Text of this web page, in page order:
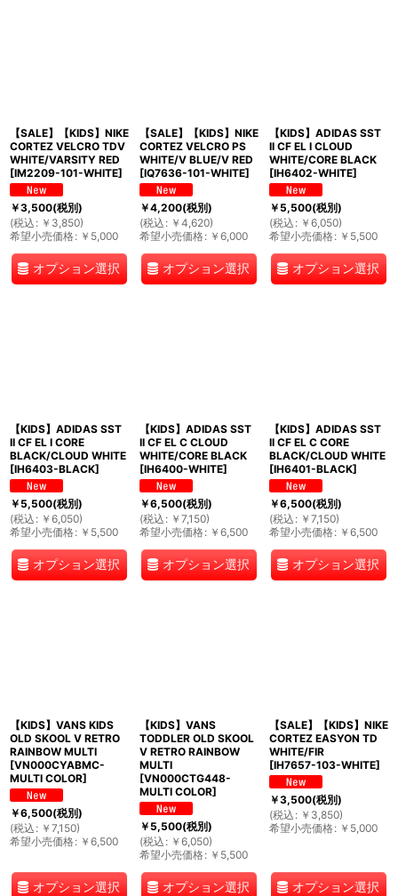
【SALE】【KIDS】NIKE
CORTEZ VELCRO TDV
WHITE/VARSITY RED
[IM2209-101-WHITE]
￥3,500(税別)
(税込 : ￥ 3,850)
希望小売価格: ￥ 5,000
オプション選択
【SALE】【KIDS】NIKE
CORTEZ VELCRO PS
WHITE/V BLUE/V RED
[IQ7636-101-WHITE]
￥4,200(税別)
(税込 : ￥ 4,620)
希望小売価格: ￥ 6,000
オプション選択
【KIDS】ADIDAS SST
II CF EL I CLOUD
WHITE/CORE BLACK
[IH6402-WHITE]
￥5,500(税別)
(税込 : ￥ 6,050)
希望小売価格: ￥ 5,500
オプション選択
【KIDS】ADIDAS SST
II CF EL I CORE
BLACK/CLOUD WHITE
[IH6403-BLACK]
￥5,500(税別)
(税込 : ￥ 6,050)
希望小売価格: ￥ 5,500
オプション選択
【KIDS】ADIDAS SST
II CF EL C CLOUD
WHITE/CORE BLACK
[IH6400-WHITE]
￥6,500(税別)
(税込 : ￥ 7,150)
希望小売価格: ￥ 6,500
オプション選択
【KIDS】ADIDAS SST
II CF EL C CORE
BLACK/CLOUD WHITE
[IH6401-BLACK]
￥6,500(税別)
(税込 : ￥ 7,150)
希望小売価格: ￥ 6,500
オプション選択
【KIDS】VANS KIDS
OLD SKOOL V RETRO
RAINBOW MULTI
[VN000CYABMC-
MULTI COLOR]
￥6,500(税別)
(税込 : ￥ 7,150)
希望小売価格: ￥ 6,500
オプション選択
【KIDS】VANS
TODDLER OLD SKOOL
V RETRO RAINBOW
MULTI
[VN000CTG448-
MULTI COLOR]
￥5,500(税別)
(税込 : ￥ 6,050)
希望小売価格: ￥ 5,500
オプション選択
【SALE】【KIDS】NIKE
CORTEZ EASYON TD
WHITE/FIR
[IH7657-103-WHITE]
￥3,500(税別)
(税込 : ￥ 3,850)
希望小売価格: ￥ 5,000
オプション選択